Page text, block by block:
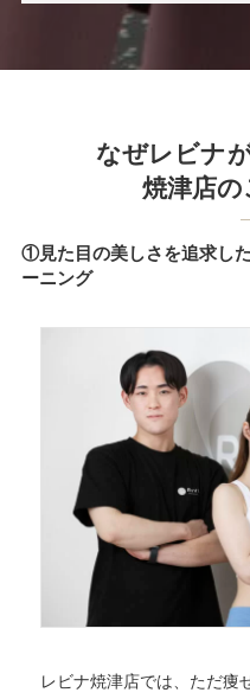
なぜレビナ
焼津店
①見た目の美しさを追求し
ーニング
レビナ焼津店では、ただ痩